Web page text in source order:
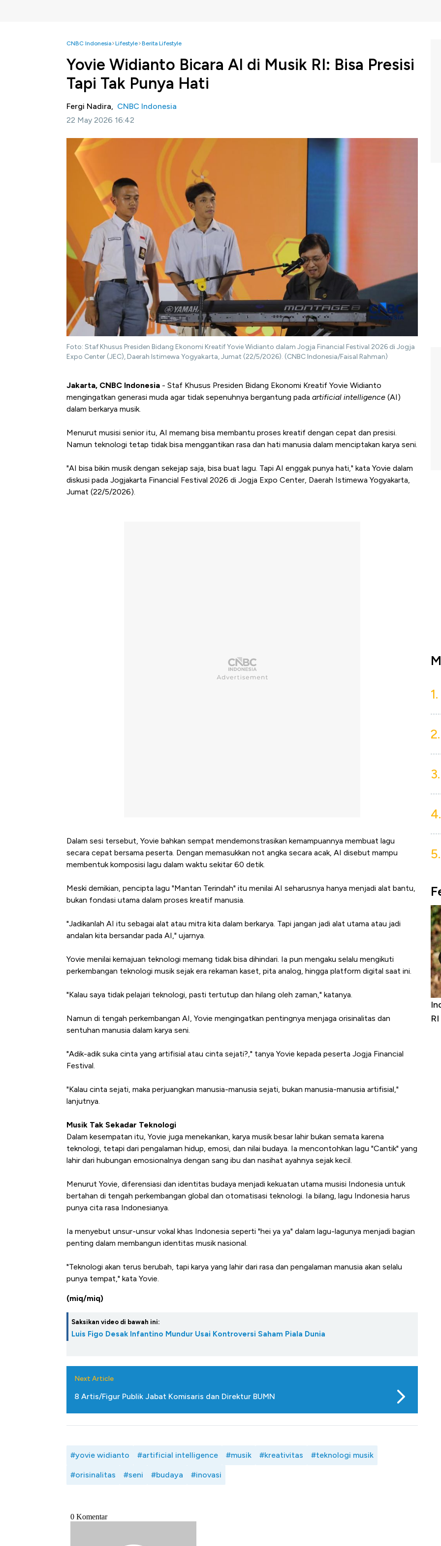
CNBC Indonesia Lifestyle Berita Lifestyle
Yovie Widianto Bicara AI di Musik RI: Bisa Presisi
Tapi Tak Punya Hati
Fergi Nadira, CNBC Indonesia
22 May 2026 16:42
Foto: Staf Khusus Presiden Bidang Ekonomi Kreatif Yovie Widianto dalam Jogja Financial Festival 2026 di Jogja
Expo Center (JEC), Daerah Istimewa Yogyakarta, Jumat (22/5/2026). (CNBC Indonesia/Faisal Rahman)
Jakarta, CNBC Indonesia - Staf Khusus Presiden Bidang Ekonomi Kreatif Yovie Widianto
mengingatkan generasi muda agar tidak sepenuhnya bergantung pada artificial intelligence (AI)
dalam berkarya musik.
Menurut musisi senior itu, AI memang bisa membantu proses kreatif dengan cepat dan presisi.
Namun teknologi tetap tidak bisa menggantikan rasa dan hati manusia dalam menciptakan karya seni.
"AI bisa bikin musik dengan sekejap saja, bisa buat lagu. Tapi AI enggak punya hati," kata Yovie dalam
diskusi pada Jogjakarta Financial Festival 2026 di Jogja Expo Center, Daerah Istimewa Yogyakarta,
Jumat (22/5/2026).
Dalam sesi tersebut, Yovie bahkan sempat mendemonstrasikan kemampuannya membuat lagu
secara cepat bersama peserta. Dengan memasukkan not angka secara acak, AI disebut mampu
membentuk komposisi lagu dalam waktu sekitar 60 detik.
Meski demikian, pencipta lagu "Mantan Terindah" itu menilai AI seharusnya hanya menjadi alat bantu,
bukan fondasi utama dalam proses kreatif manusia.
"Jadikanlah AI itu sebagai alat atau mitra kita dalam berkarya. Tapi jangan jadi alat utama atau jadi
andalan kita bersandar pada AI," ujarnya.
Yovie menilai kemajuan teknologi memang tidak bisa dihindari. Ia pun mengaku selalu mengikuti
perkembangan teknologi musik sejak era rekaman kaset, pita analog, hingga platform digital saat ini.
"Kalau saya tidak pelajari teknologi, pasti tertutup dan hilang oleh zaman," katanya.
Namun di tengah perkembangan AI, Yovie mengingatkan pentingnya menjaga orisinalitas dan
sentuhan manusia dalam karya seni.
"Adik-adik suka cinta yang artifisial atau cinta sejati?," tanya Yovie kepada peserta Jogja Financial
Festival.
"Kalau cinta sejati, maka perjuangkan manusia-manusia sejati, bukan manusia-manusia artifisial,"
lanjutnya.
Musik Tak Sekadar Teknologi
Dalam kesempatan itu, Yovie juga menekankan, karya musik besar lahir bukan semata karena
teknologi, tetapi dari pengalaman hidup, emosi, dan nilai budaya. Ia mencontohkan lagu "Cantik" yang
lahir dari hubungan emosionalnya dengan sang ibu dan nasihat ayahnya sejak kecil.
Menurut Yovie, diferensiasi dan identitas budaya menjadi kekuatan utama musisi Indonesia untuk
bertahan di tengah perkembangan global dan otomatisasi teknologi. Ia bilang, lagu Indonesia harus
punya cita rasa Indonesianya.
Ia menyebut unsur-unsur vokal khas Indonesia seperti "hei ya ya" dalam lagu-lagunya menjadi bagian
penting dalam membangun identitas musik nasional.
"Teknologi akan terus berubah, tapi karya yang lahir dari rasa dan pengalaman manusia akan selalu
punya tempat," kata Yovie.
(miq/miq)
Saksikan video di bawah ini:
Luis Figo Desak Infantino Mundur Usai Kontroversi Saham Piala Dunia
Next Article
8 Artis/Figur Publik Jabat Komisaris dan Direktur BUMN
#yovie widianto #artificial intelligence #musik #kreativitas #teknologi musik
#orisinalitas #seni #budaya #inovasi
1.
2.
3.
4.
5.
Alas Kaki Tumbuh Double Digit
RI
5